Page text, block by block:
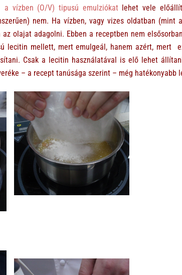
a vízben (O/V) tipusú emulziókat lehet vele
nem. Ha vízben, vagy vizes oldatban (mint
olajat adagolni. Ebben a receptben nem
lecitin mellett, mert emulgeál, hanem azért, mert
Csak a lecitin használatával is elő lehet
– a recept tanúsága szerint – még hatékonyabb